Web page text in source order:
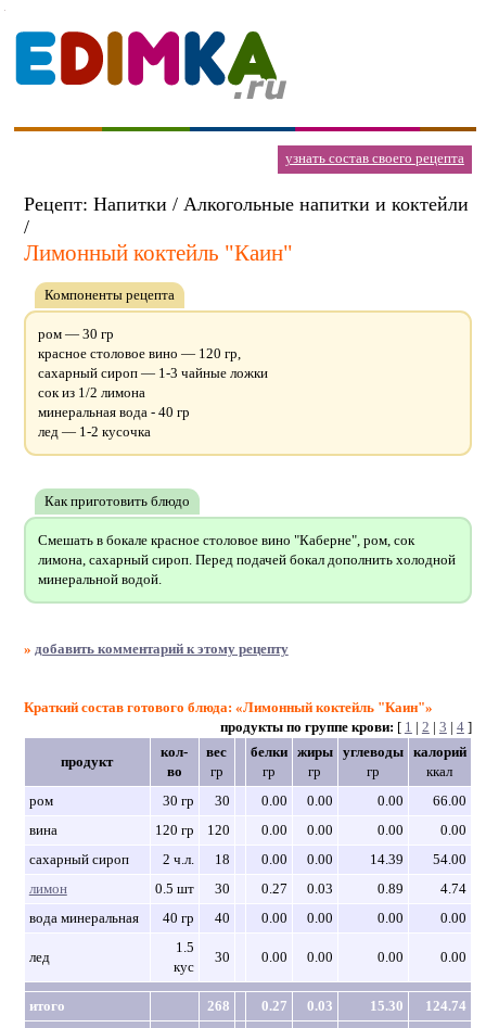
узнать состав своего рецепта
Рецепт: Напитки / Алкогольные напитки и коктейли
/
Лимонный коктейль "Каин"
Компоненты рецепта
ром — 30 гр
красное столовое вино — 120 гр,
сахарный сироп — 1-3 чайные ложки
сок из 1/2 лимона
минеральная вода - 40 гр
лед — 1-2 кусочка
Как приготовить блюдо
Смешать в бокале красное столовое вино "Каберне", ром, сок
лимона, сахарный сироп. Перед подачей бокал дополнить холодной
минеральной водой.
» добавить комментарий к этому рецепту
Краткий состав готового блюда: «Лимонный коктейль "Каин"»
продукты по группе крови: [ 1 | 2 | 3 | 4]
продукт
кол-
во
вес
гр
белки
гр
жиры
гр
углеводы
гр
калорий
ккал
ром
30 гр 30 0.00 0.00 0.00
66.00
вина
120 гр 120 0.00 0.00 0.00
0.00
сахарный сироп
2 ч.л. 18 0.00 0.00 14.39
54.00
лимон
0.5 шт 30 0.27 0.03 0.89
4.74
вода минеральная
40 гр 40 0.00 0.00 0.00 0.00
лед
1.5
кус
30 0.00 0.00 0.00 0.00
итого 268 0.27 0.03 15.30
124.74